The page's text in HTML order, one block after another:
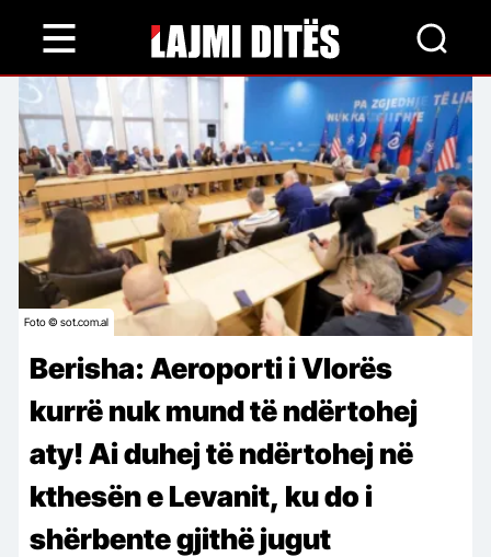
content
Foto © sot.com.al
Berisha: Aeroporti i Vlorës
kurrë nuk mund të ndërtohej
aty! Ai duhej të ndërtohej në
kthesën e Levanit, ku do i
shërbente gjithë jugut